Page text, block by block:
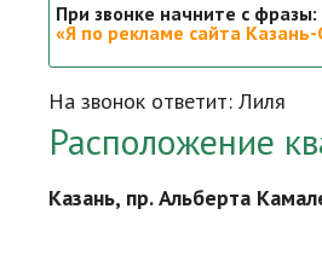
При звонке начните с фразы:
«Я по рекламе сайта
На звонок ответит: Лиля
Расположение
Казань, пр. Альберта